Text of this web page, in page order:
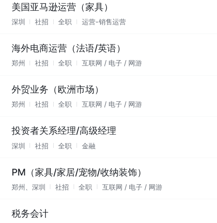
美国亚马逊运营（家具）
深圳 社招 全职 运营-销售运营
海外电商运营（法语/英语）
郑州 社招 全职 互联网 / 电子 / 网游
外贸业务（欧洲市场）
郑州 社招 全职 互联网 / 电子 / 网游
投资者关系经理/高级经理
深圳 社招 全职 金融
PM（家具/家居/宠物/收纳装饰）
郑州、深圳 社招 全职 互联网 / 电子 / 网游
税务会计